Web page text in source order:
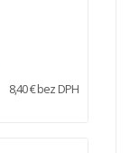
8,40 € bez DPH